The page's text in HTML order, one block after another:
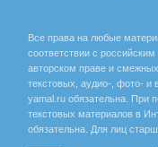
Все права на любые
соответствии с
авторском праве и
текстовых, аудио-, фото- и
yamal.ru обязательна. При
текстовых материалов в
обязательна. Для лиц